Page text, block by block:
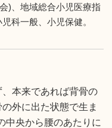
)、地域総合小児医療指
科一般、小児保健。
本来であれば背骨の
外に出た状態で生ま
中央から腰のあたりに